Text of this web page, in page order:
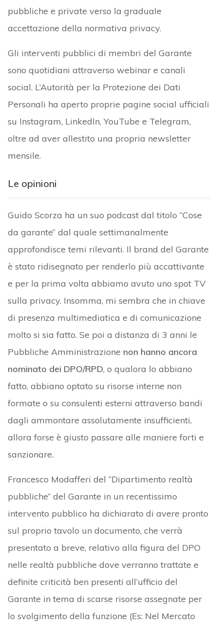
pubbliche e private verso la graduale
accettazione della normativa privacy.
Gli interventi pubblici di membri del Garante
sono quotidiani attraverso webinar e canali
social. L’Autorità per la Protezione dei Dati
Personali ha aperto proprie pagine social ufficiali
su Instagram, LinkedIn, YouTube e Telegram,
oltre ad aver allestito una propria newsletter
mensile.
Le opinioni
Guido Scorza ha un suo podcast dal titolo “Cose
da garante” dal quale settimanalmente
approfondisce temi rilevanti. Il brand del Garante
è stato ridisegnato per renderlo più accattivante
e per la prima volta abbiamo avuto uno spot TV
sulla privacy. Insomma, mi sembra che in chiave
di presenza multimediatica e di comunicazione
molto si sia fatto. Se poi a distanza di 3 anni le
Pubbliche Amministrazione non hanno ancora
nominato dei DPO/RPD, o qualora lo abbiano
fatto, abbiano optato su risorse interne non
formate o su consulenti esterni attraverso bandi
dagli ammontare assolutamente insufficienti,
allora forse è giusto passare alle maniere forti e
sanzionare.
Francesco Modafferi del “Dipartimento realtà
pubbliche” del Garante in un recentissimo
intervento pubblico ha dichiarato di avere pronto
sul proprio tavolo un documento, che verrà
presentato a breve, relativo alla figura del DPO
nelle realtà pubbliche dove verranno trattate e
definite criticità ben presenti all’ufficio del
Garante in tema di scarse risorse assegnate per
lo svolgimento della funzione (Es: Nel Mercato